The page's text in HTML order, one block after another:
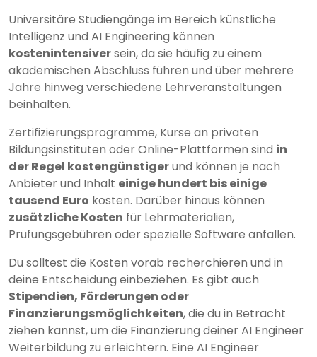
Universitäre Studiengänge im Bereich künstliche
Intelligenz und AI Engineering können
kostenintensiversein, da sie häufig zu einem
akademischen Abschluss führen und über mehrere
Jahre hinweg verschiedene Lehrveranstaltungen
beinhalten.
Zertifizierungsprogramme, Kurse an privaten
Bildungsinstituten oder Online-Plattformen sind in
der Regel kostengünstigerund können je nach
Anbieter und Inhalt einige hundert bis einige
tausend Euro kosten. Darüber hinaus können
zusätzliche Kosten für Lehrmaterialien,
Prüfungsgebühren oder spezielle Software anfallen.
Du solltest die Kosten vorab recherchieren und in
deine Entscheidung einbeziehen. Es gibt auch
Stipendien, Förderungen oder
Finanzierungsmöglichkeiten, die du in Betracht
ziehen kannst, um die Finanzierung deiner AI Engineer
Weiterbildung zu erleichtern. Eine AI Engineer